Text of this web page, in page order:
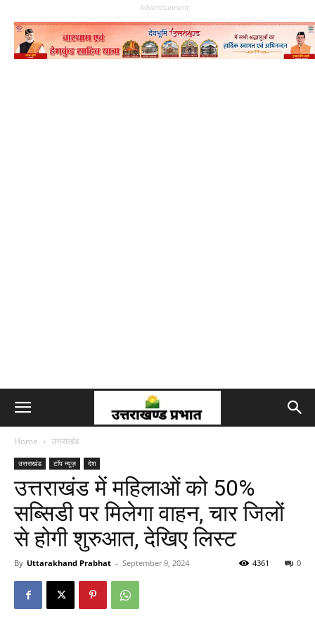
Advertisement
Home उत्तराखंड
उत्तराखंड टॉप न्यूज़ देश
उत्तराखंड में महिलाओं को 50%
सब्सिडी पर मिलेगा वाहन, चार जिलों
से होगी शुरुआत, देखिए लिस्ट
By Uttarakhand Prabhat - September 9, 2024 0
4361